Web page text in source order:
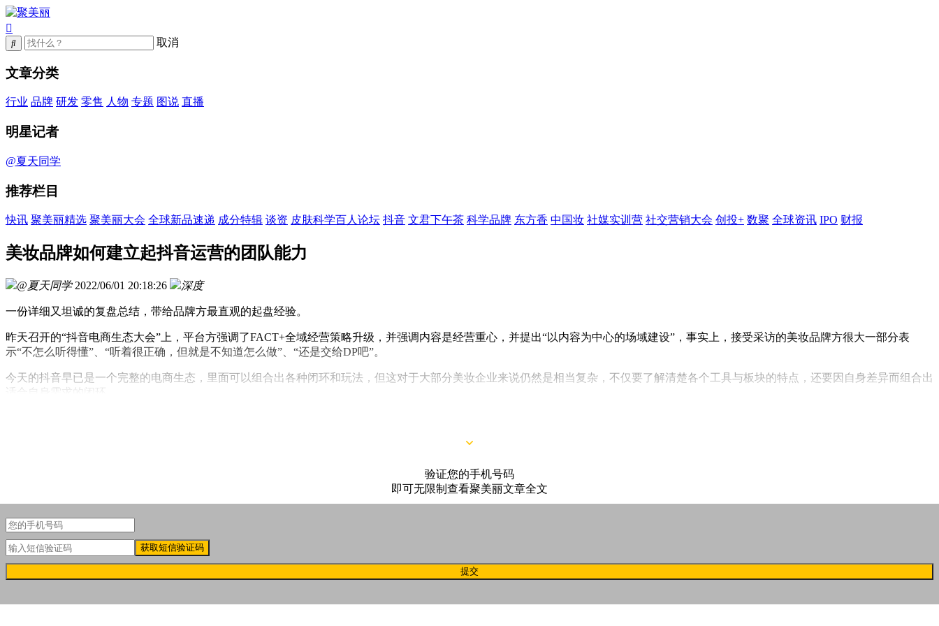
取消
文章分类
行业 品牌 研发 零售 人物 专题 图说 直播
明星记者
@夏天同学
推荐栏目
快讯 聚美丽精选 聚美丽大会 全球新品速递 成分特辑 谈资 皮肤科学百人论坛 抖音 文君下午茶 科学品牌 东方香 中国妆 社媒实训营 社交营销大会 创投+ 数聚 全球资讯 IPO 财报
美妆品牌如何建立起抖音运营的团队能力
@夏天同学 2022/06/01 20:18:26 深度
一份详细又坦诚的复盘总结，带给品牌方最直观的起盘经验。
昨天召开的“抖音电商生态大会”上，平台方强调了FACT+全域经营策略升级，并强调内容是经营重心，并提出“以内容为中心的场域建设”，事实上，接受采访的美妆品牌方很大一部分表
示“不怎么听得懂”、“听着很正确，但就是不知道怎么做”、“还是交给DP吧”。
今天的抖音早已是一个完整的电商生态，里面可以组合出各种闭环和玩法，但这对于大部分美妆企业来说仍然是相当复杂，不仅要了解清楚各个工具与板块的特点，还要因自身差异而组合出
适合自身需求的闭环。
验证您的手机号码
即可无限制查看聚美丽文章全文
获取短信验证码
提交